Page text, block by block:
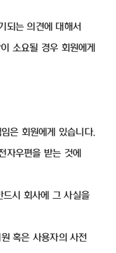
되는 의견에 대해서
소요될 경우 회원에게
은 회원에게 있습니다.
자우편을 받는 것에
드시 회사에 그 사실을
혹은 사용자의 사전